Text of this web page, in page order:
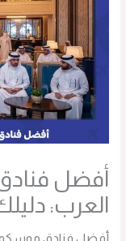
أفضل
العرب: دليلك